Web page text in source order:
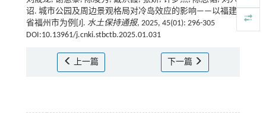
诏. 城市公园及周边景观格局对冷岛效应的影响——以福建
省福州市为例[J]. 水土保持通报, 2025, 45(01): 296-305
DOI:10.13961/j.cnki.stbctb.2025.01.031
上一篇 下一篇